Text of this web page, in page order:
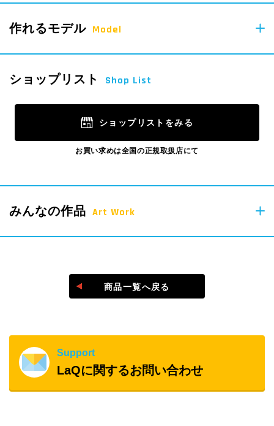
355pcs
47pcs
作れるモデル Model
ショップリスト Shop List
ショップリストをみる
お買い求めは全国の正規取扱店にて
みんなの作品 Art Work
#laq作品
商品一覧へ戻る
Support
LaQに関するお問い合わせ